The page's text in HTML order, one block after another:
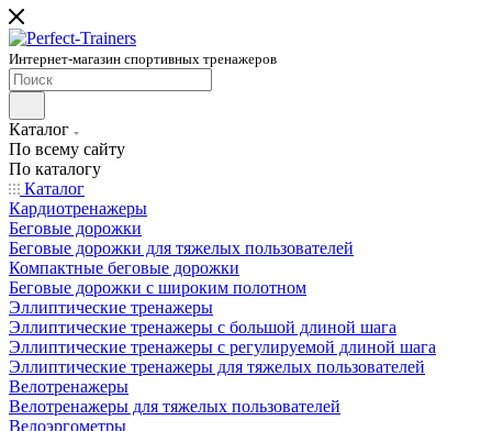
Интернет-магазин спортивных тренажеров
Каталог
По всему сайту
По каталогу
Каталог
Кардиотренажеры
Беговые дорожки
Беговые дорожки для тяжелых пользователей
Компактные беговые дорожки
Беговые дорожки с широким полотном
Эллиптические тренажеры
Эллиптические тренажеры с большой длиной шага
Эллиптические тренажеры с регулируемой длиной шага
Эллиптические тренажеры для тяжелых пользователей
Велотренажеры
Велотренажеры для тяжелых пользователей
Велоэргометры